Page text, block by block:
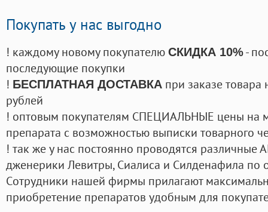
Покупать у нас выгодно
! каждому новому покупателю СКИДКА 10%-
последующие покупки
! БЕСПЛАТНАЯ ДОСТАВКА при заказе
рублей
! оптовым покупателям СПЕЦИАЛЬНЫЕ цены на
препарата с возможностью выписки товарного
! так же у нас постоянно проводятся
дженерики Левитры, Сиалиса и Силденафила по
Cотрудники нашей фирмы прилагают
приобретение препаратов удобным для